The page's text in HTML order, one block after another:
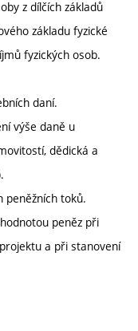
z dílčích základů
základu fyzické
fyzických osob.
daní.
výše daně u
dědická a
peněžních toků.
peněz při
a při stanovení